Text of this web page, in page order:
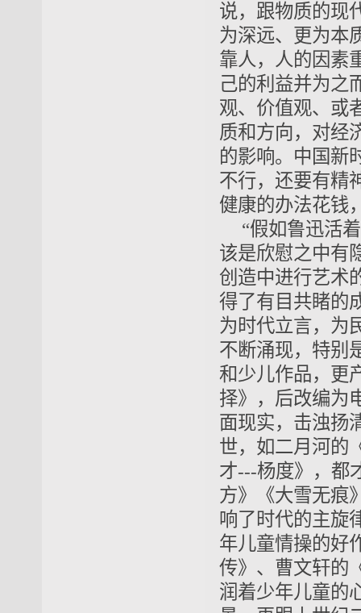
说，跟物质的现
为深远、更为本
靠人，人的因素
己的利益并为之
观、价值观、或
质和方向，对经
的影响。中国新
不行，还要有精
健康的办法花钱
“假如鲁迅活
该是欣慰之中有
创造中进行艺术
得了有目共睹的
为时代立言，为
不断涌现，特别
和少儿作品，更
择》，后改编为
面现实，击浊扬
世，如二月河的
才---杨度》，都
方》《大雪无痕
响了时代的主旋
年儿童情操的好
传》、曹文轩的
润着少年儿童的